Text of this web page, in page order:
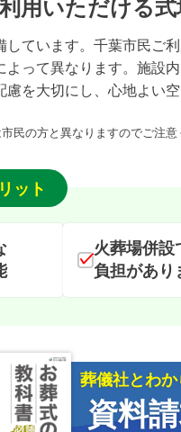
用いただける
ています。千葉市民ご
って異なります。施設
を大切にし、心地よい空
民の方と異なりますのでご注意
ット
火葬場併設
負担があり
葬儀社とわ
資料